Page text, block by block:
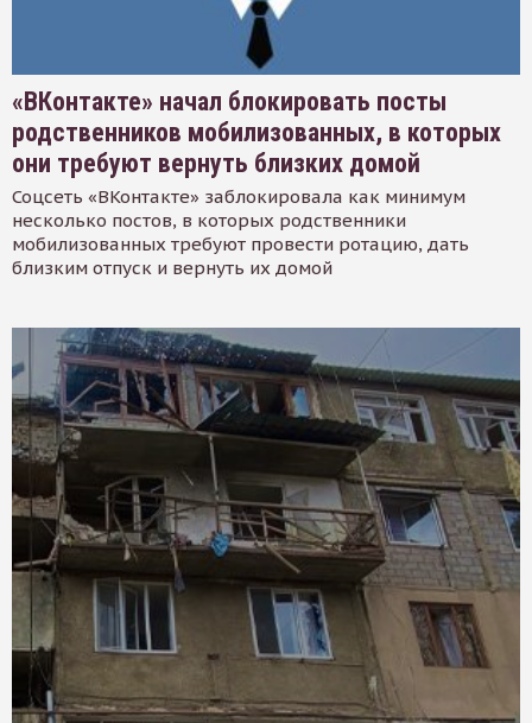
«ВКонтакте» начал блокировать посты
родственников мобилизованных, в которых
они требуют вернуть близких домой
Соцсеть «ВКонтакте» заблокировала как минимум
несколько постов, в которых родственники
мобилизованных требуют провести ротацию, дать
близким отпуск и вернуть их домой